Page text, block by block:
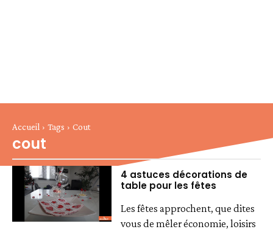
Accueil Tags Cout
cout
4 astuces décorations de
table pour les fêtes
Les fêtes approchent, que dites
vous de mêler économie, loisirs